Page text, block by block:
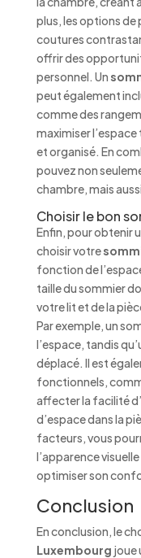
plus, les options de
coutures
offrir des
personnel. Un
peut également
comme des
maximiser
et organisé. En
pouvez non
chambre, mais
Choisir le bon
Enfin, pour obtenir
choisir votre
fonction de
taille du sommier
votre lit et de la
Par exemple, un
l’espace, tandis
déplacé. Il est
fonctionnels,
affecter la facilité
d’espace dans la
facteurs, vous
l’apparence
optimiser son
Conclusion
En conclusion, le
Luxembourg joue